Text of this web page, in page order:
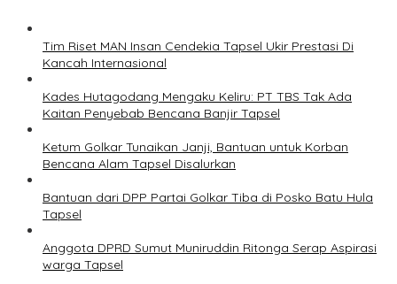
Tim Riset MAN Insan Cendekia Tapsel Ukir Prestasi Di
Kancah Internasional
Kades Hutagodang Mengaku Keliru: PT TBS Tak Ada
Kaitan Penyebab Bencana Banjir Tapsel
Ketum Golkar Tunaikan Janji, Bantuan untuk Korban
Bencana Alam Tapsel Disalurkan
Bantuan dari DPP Partai Golkar Tiba di Posko Batu Hula
Tapsel
Anggota DPRD Sumut Muniruddin Ritonga Serap Aspirasi
warga Tapsel